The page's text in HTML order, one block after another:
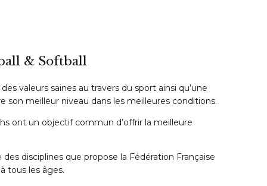
& Softball
valeurs saines au travers du sport ainsi qu’une
meilleur niveau dans les meilleures conditions.
ont un objectif commun d’offrir la meilleure
disciplines que propose la Fédération Française
tous les âges.